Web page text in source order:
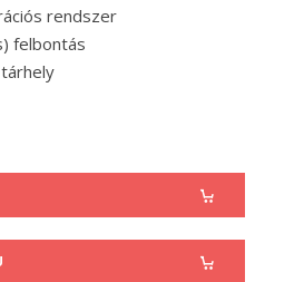
rendszer
felbontás